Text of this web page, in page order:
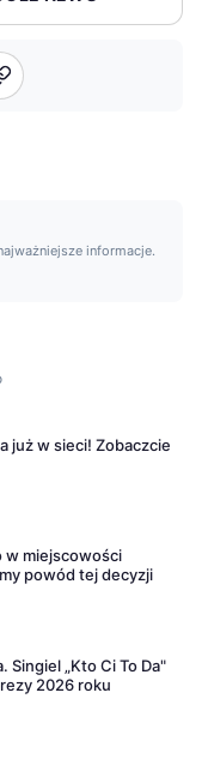
informacje.
już w sieci! Zobaczcie
w miejscowości
powód tej decyzji
Singiel „Kto Ci To Da"
2026 roku